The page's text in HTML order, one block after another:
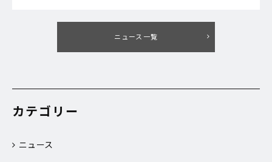
ニュース一覧
カテゴリー
ニュース